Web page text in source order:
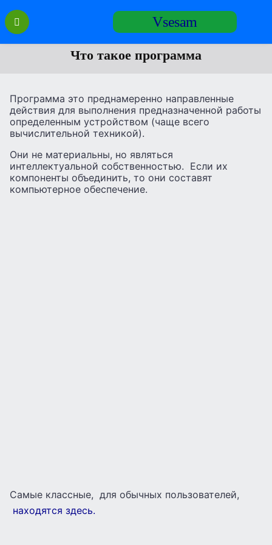
Перейти
Vsesam
Что такое программа
Программа это преднамеренно направленные
действия для выполнения предназначенной работы
определенным устройством (чаще всего
вычислительной техникой).
Они не материальны, но являться
интеллектуальной собственностью. Если их
компоненты объединить, то они составят
компьютерное обеспечение.
Самые классные, для обычных пользователей,
находятся здесь.